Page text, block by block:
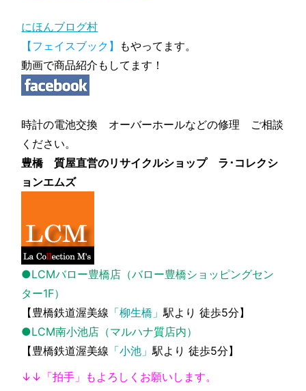
にほんブログ村
【フェイスブック】
もやってます。
動画で商品紹介もしてます！
時計の電池交換 オーバーホールなどの修理 ご相談
ください。
豊橋 質屋直営のリサイクルショップ ラ･コレクシ
ョンエムズ
●LCMバロー豊橋店（バロー豊橋ショッピングセン
ター1F）
【豊橋鉄道渥美線 「柳生橋」駅より 徒歩5分】
●LCM南小池店（マルハナ質店内）
【豊橋鉄道渥美線 「小池」駅より 徒歩5分】
↓↓「拍手」もよろしくお願いします。